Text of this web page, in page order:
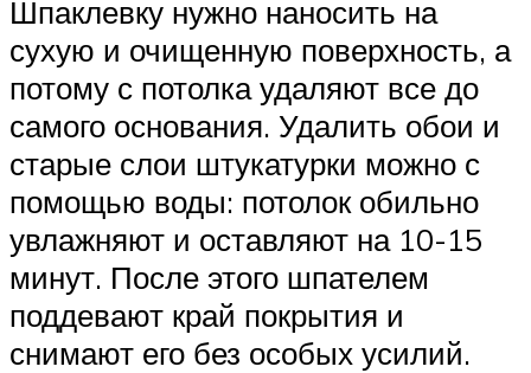
Шпаклевку нужно наносить на
сухую и очищенную поверхность, а
потому с потолка удаляют все до
самого основания. Удалить обои и
старые слои штукатурки можно с
помощью воды: потолок обильно
увлажняют и оставляют на 10-15
минут. После этого шпателем
поддевают край покрытия и
снимают его без особых усилий.